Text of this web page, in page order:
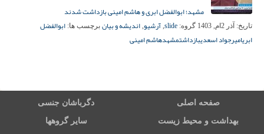
مشهد؛ ابوالفضل ابری و هاشم امینی بازداشت شدند
تاریخ: آذر 2ام, 1403 گروه: slide
, آرشیو, اندیشه و بیان برچسب ها: ابوالفضل
ابریامیرجواد اسعدیبازداشتمشهدهاشم امینی
صفحه اصلی دگرباشان جنسی
بهداشت و محیط زیست سایر گروهها